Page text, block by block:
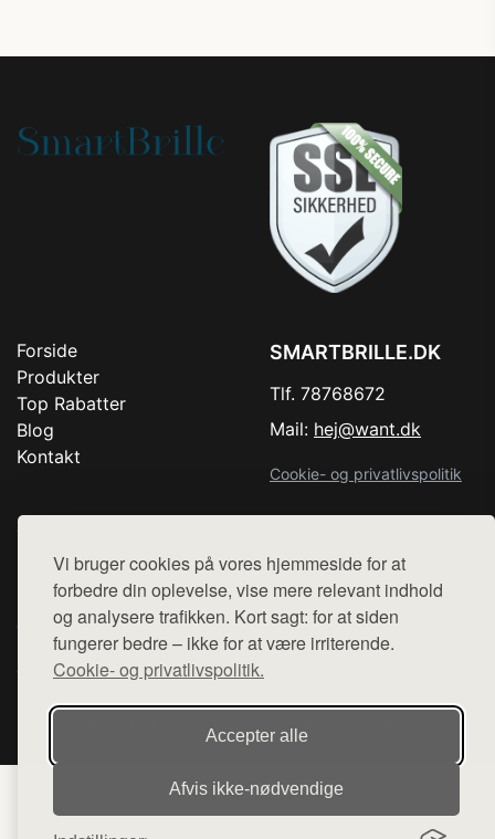
Vi bruger cookies på vores hjemmeside for at
forbedre din oplevelse, vise mere relevant indhold
og analysere trafikken. Kort sagt: for at siden
fungerer bedre – ikke for at være irriterende.
Cookie- og privatlivspolitik.
Accepter alle
Afvis ikke‑nødvendige
Forside
Produkter
Top Rabatter
Blog
Kontakt
SMARTBRILLE.DK
Tlf. 78768672
Mail: hej@want.dk
Cookie- og privatlivspolitik
Denne side er en del af want.dk, der udgiver en række
hjemmesider med præsentation af forskellige produkter fra
diverse webshops. Der sælges ikke varer fra denne side - vi
henviser til de shops, som sælger varen. Vi har heller ikke
varerne på lager.